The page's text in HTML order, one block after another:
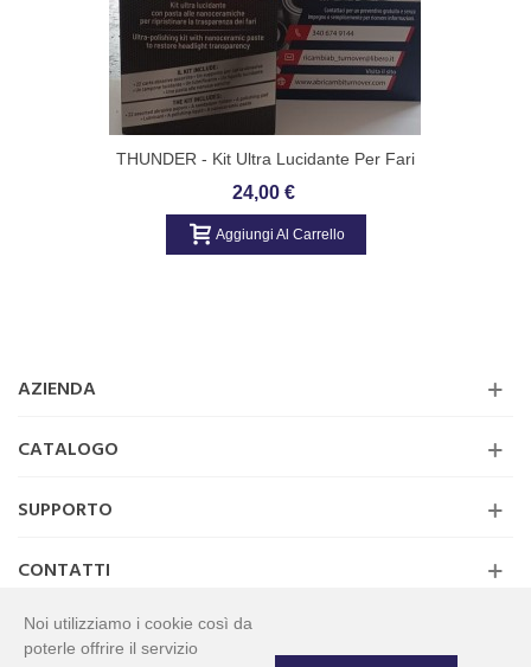
THUNDER - Kit Ultra Lucidante Per Fari
Arexons 8103
24,00 €
Aggiungi Al Carrello
AZIENDA
CATALOGO
SUPPORTO
CONTATTI
Noi utilizziamo i cookie così da
poterle offrire il servizio